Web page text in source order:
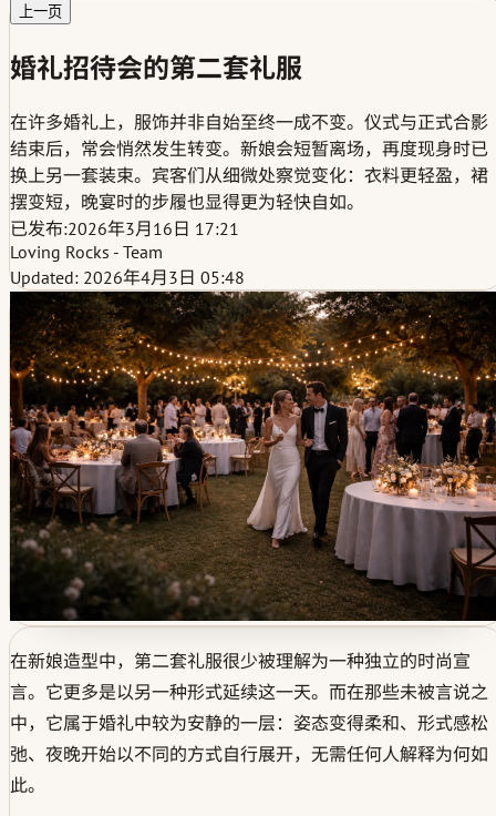
上一页
婚礼招待会的第二套礼服
在许多婚礼上，服饰并非自始至终一成不变。仪式与正式合影
结束后，常会悄然发生转变。新娘会短暂离场，再度现身时已
换上另一套装束。宾客们从细微处察觉变化：衣料更轻盈，裙
摆变短，晚宴时的步履也显得更为轻快自如。
已发布:2026年3月16日 17:21
Loving Rocks - Team
Updated: 2026年4月3日 05:48
在新娘造型中，第二套礼服很少被理解为一种独立的时尚宣
言。它更多是以另一种形式延续这一天。而在那些未被言说之
中，它属于婚礼中较为安静的一层：姿态变得柔和、形式感松
弛、夜晚开始以不同的方式自行展开，无需任何人解释为何如
此。